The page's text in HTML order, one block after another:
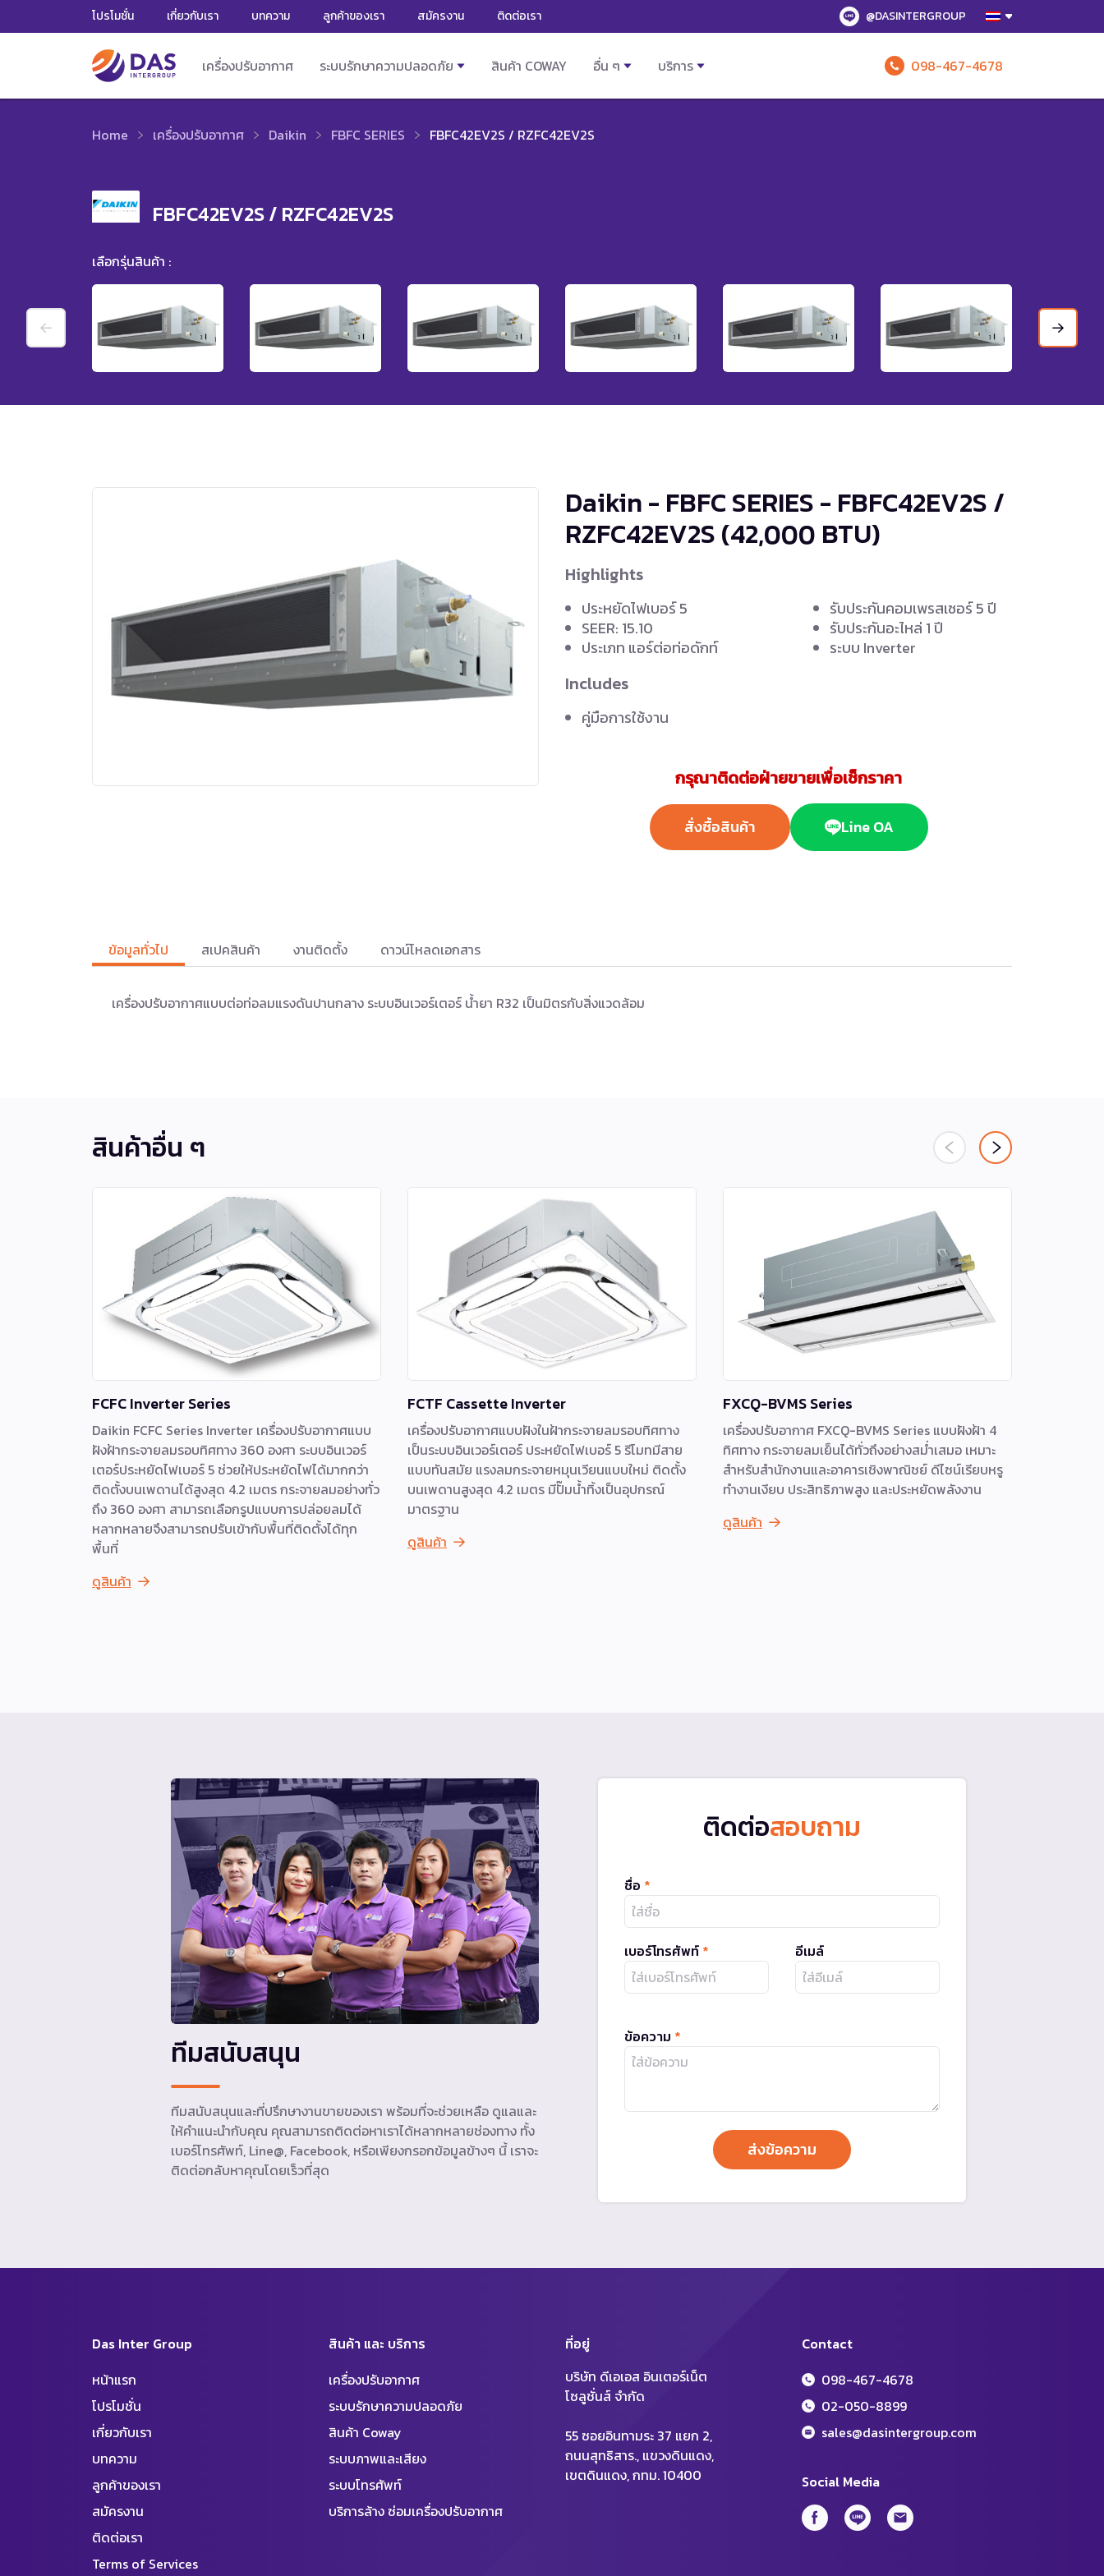
โปรโมชั่น เกี่ยวกับเรา บทความ ลูกค้าของเรา สมัครงาน ติดต่อเรา @DASINTERGROUP
เครื่องปรับอากาศ ระบบรักษาความปลอดภัย สินค้า COWAY อื่น ๆ บริการ 098-467-4678
Home เครื่องปรับอากาศ Daikin FBFC SERIES FBFC42EV2S / RZFC42EV2S
FBFC42EV2S / RZFC42EV2S
เลือกรุ่นสินค้า :
Daikin - FBFC SERIES - FBFC42EV2S /
RZFC42EV2S(42,000 BTU)
Highlights
ประหยัดไฟเบอร์ 5
SEER: 15.10
ประเภท แอร์ต่อท่อดักท์
รับประกันคอมเพรสเซอร์ 5 ปี
รับประกันอะไหล่ 1 ปี
ระบบ Inverter
Includes
คู่มือการใช้งาน
กรุณาติดต่อฝ่ายขายเพื่อเช็กราคา
สั่งซื้อสินค้า Line OA
ข้อมูลทั่วไป สเปคสินค้า งานติดตั้ง ดาวน์โหลดเอกสาร
เครื่องปรับอากาศแบบต่อท่อลมแรงดันปานกลาง ระบบอินเวอร์เตอร์ น้ำยา R32 เป็นมิตรกับสิ่งแวดล้อม
สินค้าอื่น ๆ
FCFC Inverter Series
Daikin FCFC Series Inverter เครื่องปรับอากาศแบบ
ฝังฝ้ากระจายลมรอบทิศทาง 360 องศา ระบบอินเวอร์
เตอร์ประหยัดไฟเบอร์ 5 ช่วยให้ประหยัดไฟได้มากกว่า
ติดตั้งบนเพดานได้สูงสุด 4.2 เมตร กระจายลมอย่างทั่ว
ถึง 360 องศา สามารถเลือกรูปแบบการปล่อยลมได้
หลากหลายจึงสามารถปรับเข้ากับพื้นที่ติดตั้งได้ทุก
พื้นที่
ดูสินค้า
FCTF Cassette Inverter
เครื่องปรับอากาศแบบฝังในฝ้ากระจายลมรอบทิศทาง
เป็นระบบอินเวอร์เตอร์ ประหยัดไฟเบอร์ 5 รีโมทมีสาย
แบบทันสมัย แรงลมกระจายหมุนเวียนแบบใหม่ ติดตั้ง
บนเพดานสูงสุด 4.2 เมตร มีปั๊มน้ำทิ้งเป็นอุปกรณ์
มาตรฐาน
ดูสินค้า
FXCQ-BVMS Series
เครื่องปรับอากาศ FXCQ-BVMS Series แบบฝังฝ้า 4
ทิศทาง กระจายลมเย็นได้ทั่วถึงอย่างสม่ำเสมอ เหมาะ
สำหรับสำนักงานและอาคารเชิงพาณิชย์ ดีไซน์เรียบหรู
ทำงานเงียบ ประสิทธิภาพสูง และประหยัดพลังงาน
ดูสินค้า
ติดต่อสอบถาม
ชื่อ *
เบอร์โทรศัพท์ * อีเมล์
ข้อความ *
ทีมสนับสนุน
ทีมสนับสนุนและที่ปรึกษางานขายของเรา พร้อมที่จะช่วยเหลือ ดูแลและ
ให้คำแนะนำกับคุณ คุณสามารถติดต่อหาเราได้หลากหลายช่องทาง ทั้ง
เบอร์โทรศัพท์, Line@, Facebook, หรือเพียงกรอกข้อมูลข้างๆ นี้ เราจะ
ติดต่อกลับหาคุณโดยเร็วที่สุด
Das Inter Group
หน้าแรก
โปรโมชั่น
เกี่ยวกับเรา
บทความ
ลูกค้าของเรา
สมัครงาน
ติดต่อเรา
Terms of Services
สินค้า และ บริการ
เครื่องปรับอากาศ
ระบบรักษาความปลอดภัย
สินค้า Coway
ระบบภาพและเสียง
ระบบโทรศัพท์
บริการล้าง ซ่อมเครื่องปรับอากาศ
Social Media
Contact
098-467-4678
02-050-8899
sales@dasintergroup.com
ที่อยู่
บริษัท ดีเอเอส อินเตอร์เน็ต
โซลูชั่นส์ จำกัด
55 ซอยอินทามระ 37 แยก 2,
ถนนสุทธิสาร., แขวงดินแดง,
เขตดินแดง, กทม. 10400